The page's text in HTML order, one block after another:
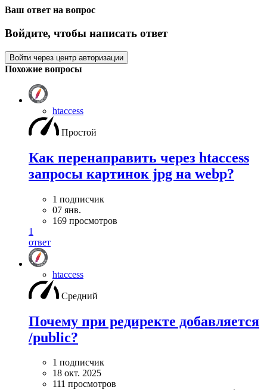
Ваш ответ на вопрос
Войдите, чтобы написать ответ
Войти через центр авторизации
Похожие вопросы
htaccess
Простой
Как перенаправить через htaccess
запросы картинок jpg на webp?
1 подписчик
07 янв.
169 просмотров
1
ответ
htaccess
Средний
Почему при редиректе добавляется
/public?
1 подписчик
18 окт. 2025
111 просмотров